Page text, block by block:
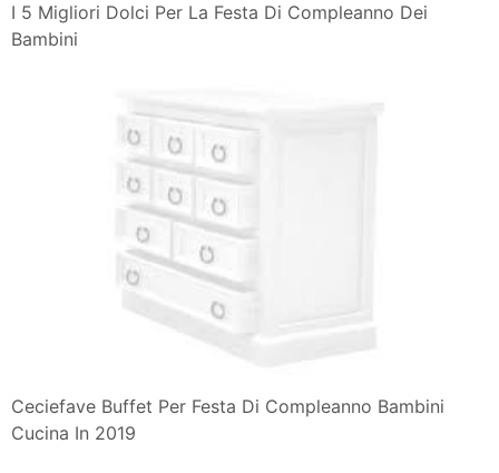
I 5 Migliori Dolci Per La Festa Di Compleanno Dei
Bambini
Ceciefave Buffet Per Festa Di Compleanno Bambini
Cucina In 2019